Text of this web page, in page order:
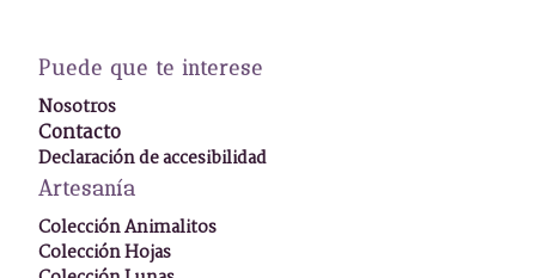
Puede que te interese
Nosotros
Contacto
Declaración de accesibilidad
Artesanía
Colección Animalitos
Colección Hojas